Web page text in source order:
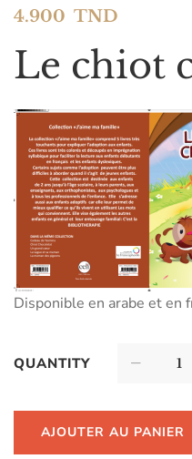
4.900 TND
Le chiot
Disponible en arabe et en
QUANTITY
AJOUTER AU PANIER